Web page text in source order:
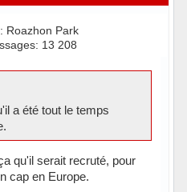
Roazhon Park
13 208
a été tout le temps
qu'il serait recruté, pour
cap en Europe.